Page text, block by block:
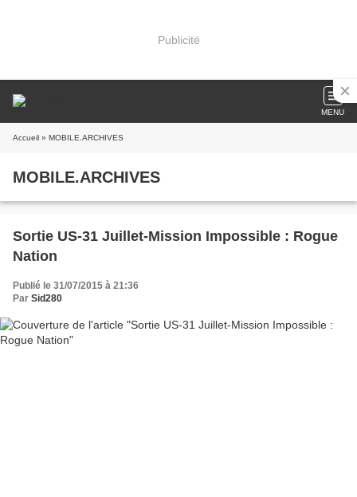
Publicité
MENU
Accueil » MOBILE.ARCHIVES
MOBILE.ARCHIVES
Sortie US-31 Juillet-Mission Impossible : Rogue
Nation
Publié le 31/07/2015 à 21:36
Par Sid280